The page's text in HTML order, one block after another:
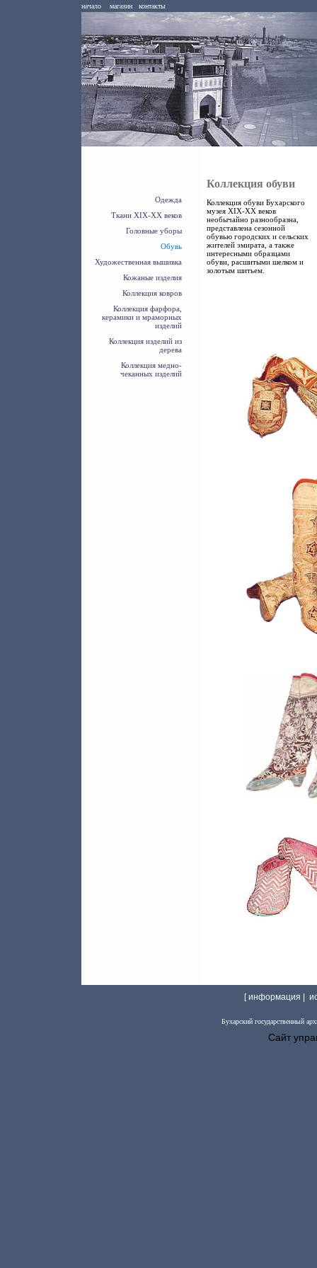
начало магазин контакты
Одежда
Ткани XIX-XX веков
Головные уборы
Обувь
Художественная вышивка
Кожаные изделия
Коллекция ковров
Коллекция фарфора,
керамики и мраморных
изделий
Коллекция изделий из
дерева
Коллекция медно-
чеканных изделий
Коллекция обуви
Коллекция обуви Бухарского
музея XIX-XX веков
необычайно разнообразна,
представлена сезонной
обувью городских и сельских
жителей эмирата, а также
интересными образцами
обуви, расшитыми шелком и
золотым шитьем.
[ информация |
Бухарский государственный
Сайт